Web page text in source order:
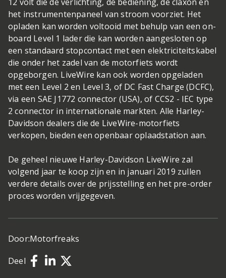
het instrumentenpaneel van stroom voorziet. Het
opladen kan worden voltooid met behulp van een on-
board Level 1 lader die kan worden aangesloten op
een standaard stopcontact met een elektriciteitskabel
die onder het zadel van de motorfiets wordt
opgeborgen. LiveWire kan ook worden opgeladen
met een Level 2 en Level 3, of DC Fast Charge (DCFC),
via een SAE J1772 connector (USA), of CCS2 - IEC type
2 connector in internationale markten. Alle Harley-
Davidson dealers die de LiveWire-motorfiets
verkopen, bieden een openbaar oplaadstation aan.
De geheel nieuwe Harley-Davidson LiveWire zal
volgend jaar te koop zijn en in januari 2019 zullen
verdere details over de prijsstelling en het pre-order
proces worden vrijgegeven.
Door:Motorfreaks
Deel